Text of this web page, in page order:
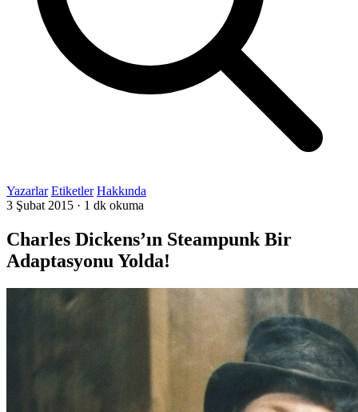
Yazarlar Etiketler Hakkında
3 Şubat 2015 · 1 dk okuma
Charles Dickens’ın Steampunk Bir
Adaptasyonu Yolda!